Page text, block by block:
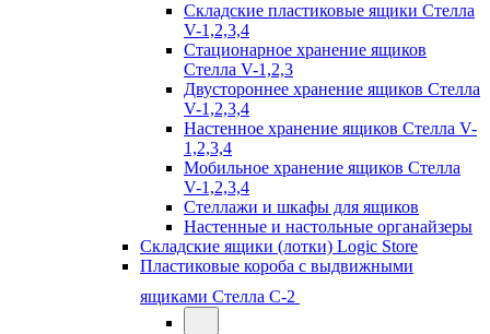
Складские пластиковые ящики Стелла
V-1,2,3,4
Стационарное хранение ящиков
Стелла V-1,2,3
Двустороннее хранение ящиков Стелла
V-1,2,3,4
Настенное хранение ящиков Стелла V-
1,2,3,4
Мобильное хранение ящиков Стелла
V-1,2,3,4
Стеллажи и шкафы для ящиков
Настенные и настольные органайзеры
Складские ящики (лотки) Logiс Store
Пластиковые короба с выдвижными
ящиками Стелла С-2